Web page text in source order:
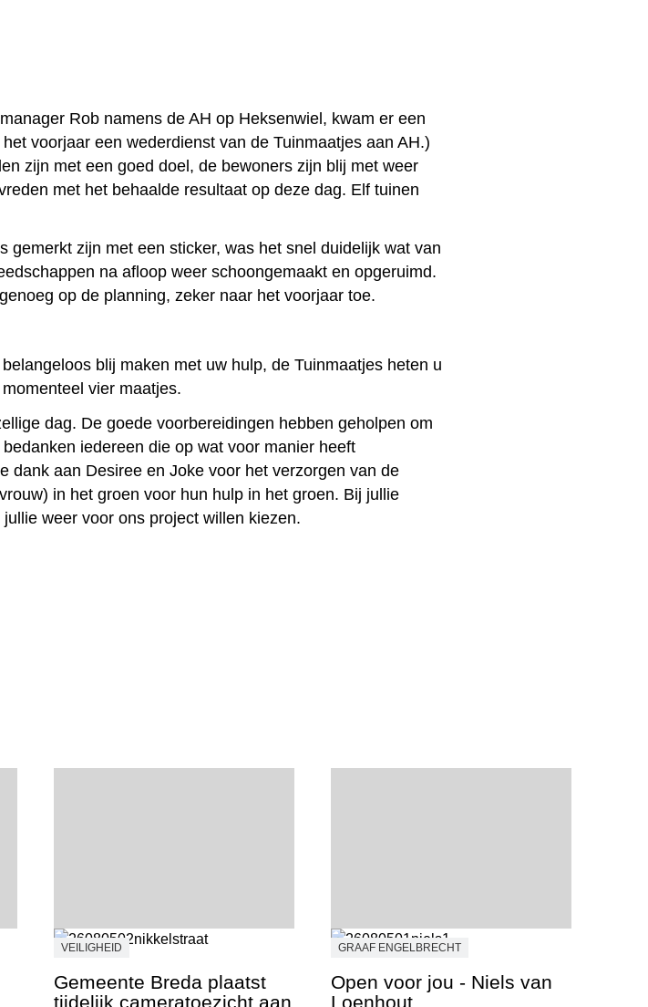
Rob namens de AH op Heksenwiel, kwam er een
voorjaar een wederdienst van de Tuinmaatjes aan AH.)
zijn met een goed doel, de bewoners zijn blij met weer
met het behaalde resultaat op deze dag. Elf tuinen
gemerkt zijn met een sticker, was het snel duidelijk wat van
na afloop weer schoongemaakt en opgeruimd.
op de planning, zeker naar het voorjaar toe.
blij maken met uw hulp, de Tuinmaatjes heten u
vier maatjes.
dag. De goede voorbereidingen hebben geholpen om
iedereen die op wat voor manier heeft
dank aan Desiree en Joke voor het verzorgen van de
in het groen voor hun hulp in het groen. Bij jullie
weer voor ons project willen kiezen.
VEILIGHEID
Gemeente Breda plaatst
tijdelijk cameratoezicht aan
GRAAF ENGELBRECHT
Open voor jou - Niels van
Loenhout